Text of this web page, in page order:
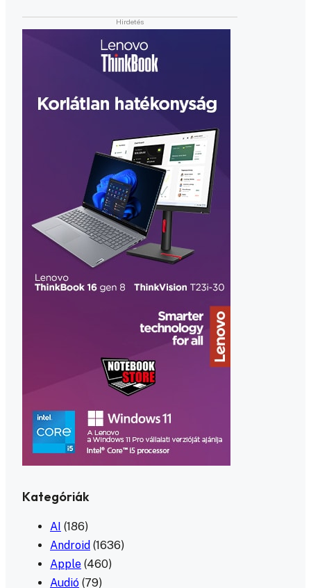
Kategóriák
AI (186)
Android (1636)
Apple (460)
Audió (79)